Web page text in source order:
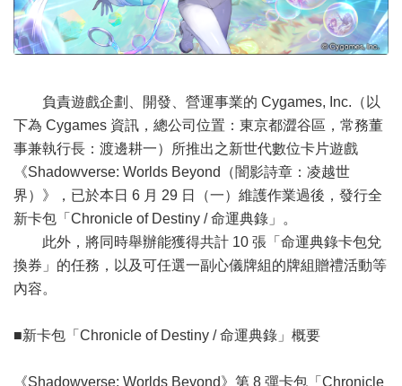
負責遊戲企劃、開發、營運事業的 Cygames, Inc.（以
下為 Cygames 資訊，總公司位置：東京都澀谷區，常務董
事兼執行長：渡邊耕一）所推出之新世代數位卡片遊戲
《Shadowverse: Worlds Beyond（闇影詩章：凌越世
界）》，已於本日 6 月 29 日（一）維護作業過後，發行全
新卡包「Chronicle of Destiny / 命運典錄」。
此外，將同時舉辦能獲得共計 10 張「命運典錄卡包兌
換券」的任務，以及可任選一副心儀牌組的牌組贈禮活動等
內容。
■新卡包「Chronicle of Destiny / 命運典錄」概要
《Shadowverse: Worlds Beyond》第 8 彈卡包「Chronicle